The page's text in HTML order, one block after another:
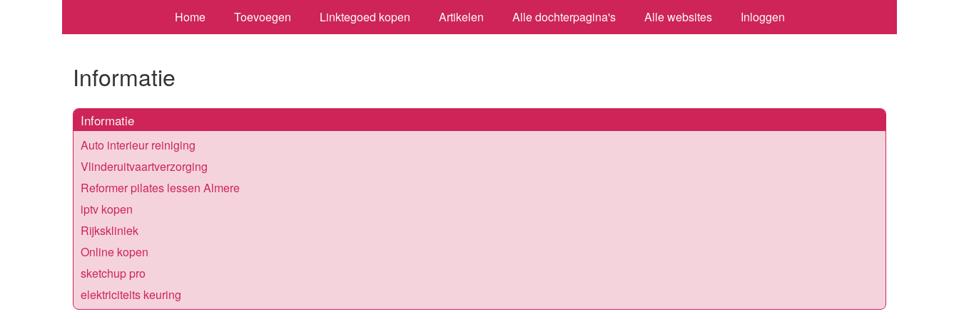
Home Toevoegen Linktegoed kopen Artikelen Alle dochterpagina's Alle websites Inloggen
Informatie
Informatie
Auto interieur reiniging
Vlinderuitvaartverzorging
Reformer pilates lessen Almere
iptv kopen
Rijkskliniek
Online kopen
sketchup pro
elektriciteits keuring